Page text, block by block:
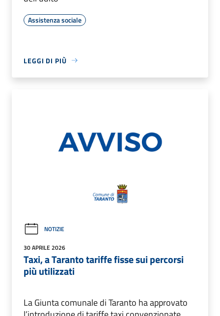
Assistenza sociale
LEGGI DI PIÙ
NOTIZIE
30 APRILE 2026
Taxi, a Taranto tariffe fisse sui percorsi
più utilizzati
La Giunta comunale di Taranto ha approvato